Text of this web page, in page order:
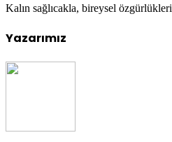
Kalın sağlıcakla, bireysel
Yazarımız